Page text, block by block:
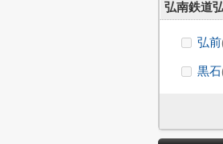
弘南鉄道
弘前
黒石